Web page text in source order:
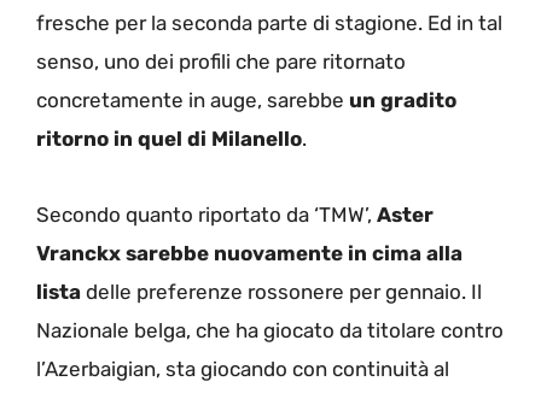
fresche per la seconda parte di stagione. Ed in tal
senso, uno dei profili che pare ritornato
concretamente in auge, sarebbe un gradito
ritorno in quel di Milanello.
Secondo quanto riportato da ‘TMW’, Aster
Vranckx sarebbe nuovamente in cima alla
lista delle preferenze rossonere per gennaio. Il
Nazionale belga, che ha giocato da titolare contro
l’Azerbaigian, sta giocando con continuità al